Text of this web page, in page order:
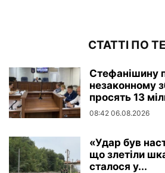
СТАТТІ ПО
Стефанішину
незаконному
просять 13
08:42 06.08.2026
«Удар був
що злетіли
сталося у...